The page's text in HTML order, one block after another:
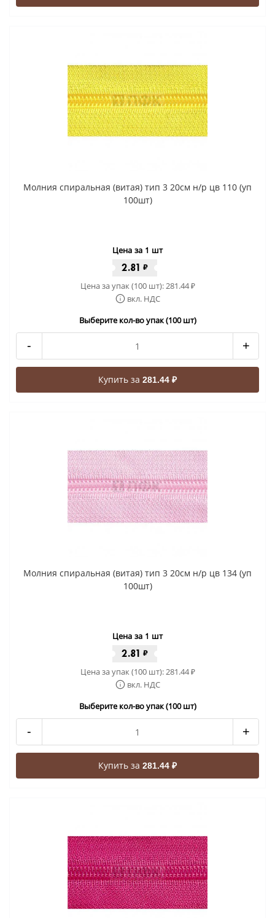
Молния спиральная (витая) тип 3 20см н/р цв 110 (уп
100шт)
Цена за 1 шт
2.81 ₽
Цена за упак (100 шт):281.44₽
вкл. НДС
Выберите кол-во упак (100 шт)
- +
Купить за 281.44 ₽
Молния спиральная (витая) тип 3 20см н/р цв 134 (уп
100шт)
Цена за 1 шт
2.81 ₽
Цена за упак (100 шт):281.44₽
вкл. НДС
Выберите кол-во упак (100 шт)
- +
Купить за 281.44 ₽